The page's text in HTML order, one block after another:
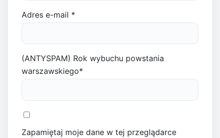
Adres e-mail *
(ANTYSPAM) Rok wybuchu powstania
warszawskiego*
Zapamiętaj moje dane w tej przeglądarce